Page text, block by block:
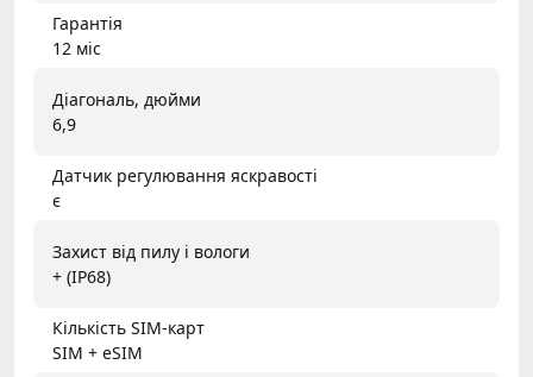
Гарантія
12 міс
Діагональ, дюйми
6,9
Датчик регулювання яскравості
є
Захист від пилу і вологи
+ (IP68)
Кількість SIM-карт
SIM + eSIM